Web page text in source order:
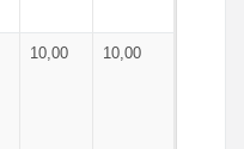
10,00 10,00